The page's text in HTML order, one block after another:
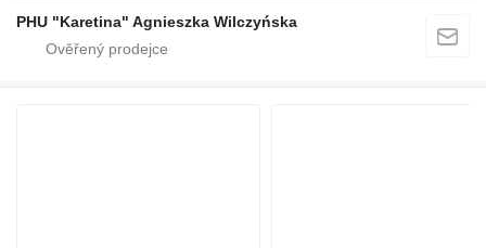
PHU "Karetina" Agnieszka Wilczyńska